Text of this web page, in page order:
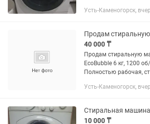
Усть-Каменогорск,
40 000 ₸
Продам стиральную
EcoBubble 6 кг, 1200
Полностью рабочая,
сломана ручка
Внешнее...
Усть-Каменогорск,
Стиральная машина
10 000 ₸